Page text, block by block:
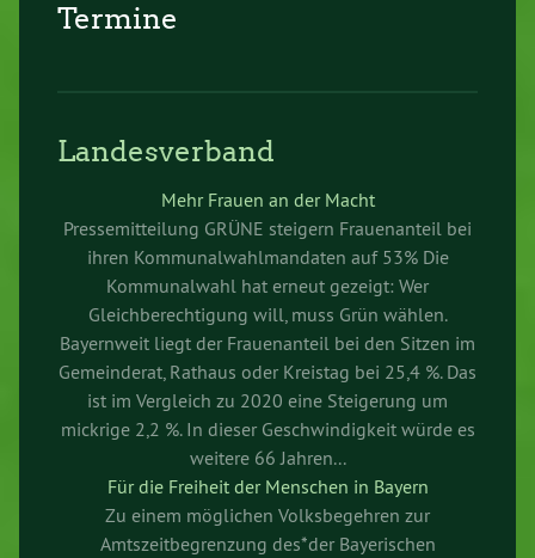
Termine
Landesverband
Mehr Frauen an der Macht
Pressemitteilung GRÜNE steigern Frauenanteil bei
ihren Kommunalwahlmandaten auf 53% Die
Kommunalwahl hat erneut gezeigt: Wer
Gleichberechtigung will, muss Grün wählen.
Bayernweit liegt der Frauenanteil bei den Sitzen im
Gemeinderat, Rathaus oder Kreistag bei 25,4 %. Das
ist im Vergleich zu 2020 eine Steigerung um
mickrige 2,2 %. In dieser Geschwindigkeit würde es
weitere 66 Jahren...
Für die Freiheit der Menschen in Bayern
Zu einem möglichen Volksbegehren zur
Amtszeitbegrenzung des*der Bayerischen